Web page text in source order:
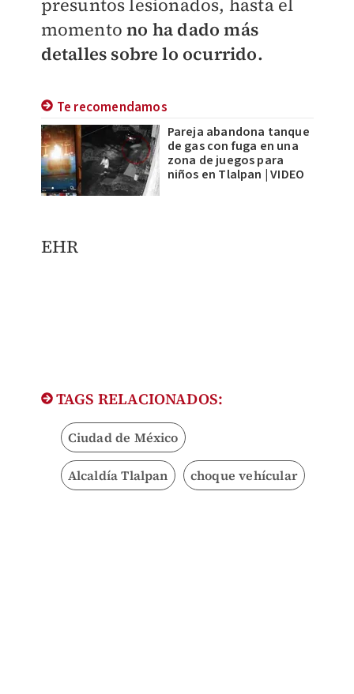
momentono ha dado más
detalles sobre lo ocurrido.
Te recomendamos
Pareja abandona tanque
de gas con fuga en una
zona de juegos para
niños en Tlalpan | VIDEO
EHR
TAGS RELACIONADOS:
Ciudad de México
Alcaldía Tlalpan choque vehícular